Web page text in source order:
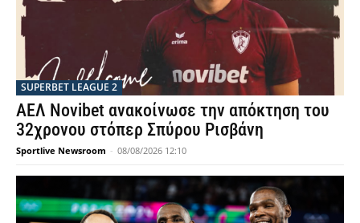
SUPERBET LEAGUE 2
ΑΕΛ Novibet ανακοίνωσε την απόκτηση του
32χρονου στόπερ Σπύρου Ρισβάνη
Sportlive Newsroom - 08/08/2026 12:10